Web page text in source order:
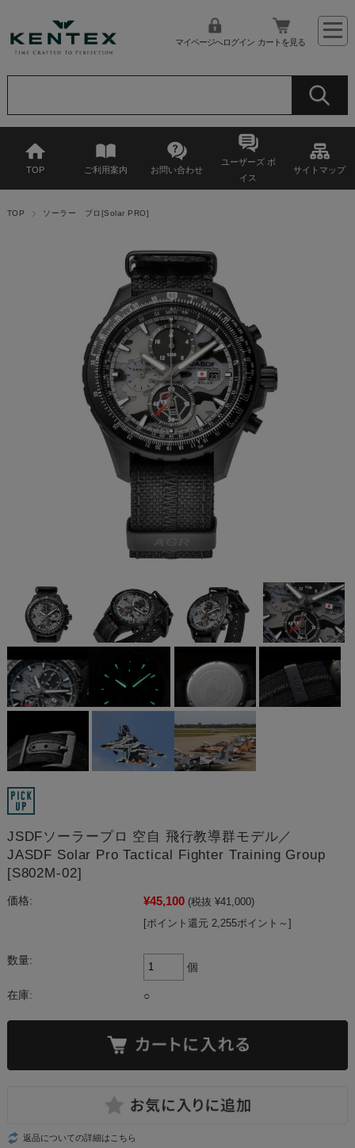
マイページへログイン カートを見る
TOP ご利用案内 お問い合わせ
ユーザーズ ボ
イス
サイトマップ
TOP ソーラー プロ[Solar PRO]
JSDFソーラープロ 空自 飛行教導群モデル／
JASDF Solar Pro Tactical Fighter Training Group
[S802M-02]
価格: ¥45,100 (税抜 ¥41,000)
[ポイント還元 2,255ポイント～]
数量:
個
在庫: ○
返品についての詳細はこちら